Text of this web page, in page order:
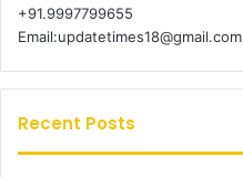
+91.9997799655
Email:updatetimes18@gmail.com
Recent Posts